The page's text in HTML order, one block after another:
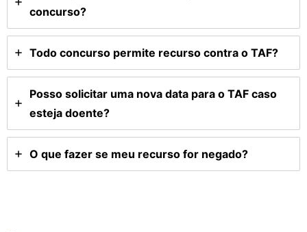
concurso?
Todo concurso permite recurso contra o TAF?
Posso solicitar uma nova data para o TAF caso
esteja doente?
O que fazer se meu recurso for negado?